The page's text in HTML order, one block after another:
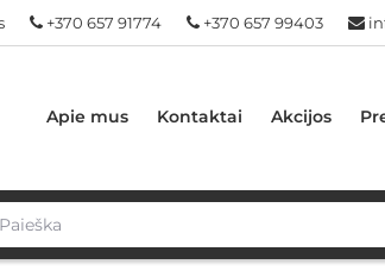
+370 657 91774 +370 657 99403
Apie mus Kontaktai Akcijos